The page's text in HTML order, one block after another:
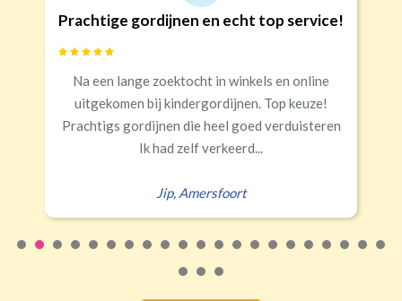
(wave plooi)
Roede
(tunnel)
Half verduisterend Volledige verduisterend
€34,95 per stuk
en echt top service!
in winkels en online
Top keuze!
die heel goed verduisteren
Goede
Snelle levering,